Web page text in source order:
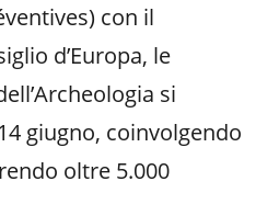
con il
d’Europa, le
si
giugno, coinvolgendo
oltre 5.000